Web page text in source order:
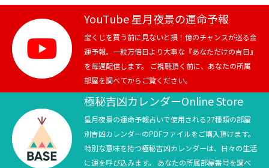
テニス
スポーツ
競馬
テニス四大大会・五輪
テニス四大大会・五輪
YouTube 星月夜景の運命予報
宝くじを買う前に見ないと損！億のチャンスが巡る金
運予報。一粒万倍日より大事な『あなただけの吉日』
を毎週配信します。 ご視聴頂く前に、あなたの所属
部屋を調べてからご覧ください。
極秘吉凶カレンダーOnline Store
星月夜景の運命予報占いで使用される27種類の部屋
別吉凶カレンダーのPDFファイルをご購入頂けます。
特別な意味を持つ極秘吉凶カレンダーは、日々の生活
に運を呼び込みます。 あなたの所属部屋番号を調べ